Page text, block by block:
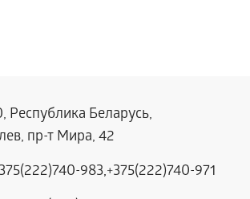
Республика Беларусь,
пр-т Мира, 42
983,+375(222)740-971